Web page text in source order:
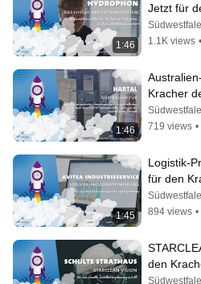
1:46
Jetzt für
2025
1.1K views •
1:46
Kracher
719 views •
1:45
Logistik-
für den
894 views •
den